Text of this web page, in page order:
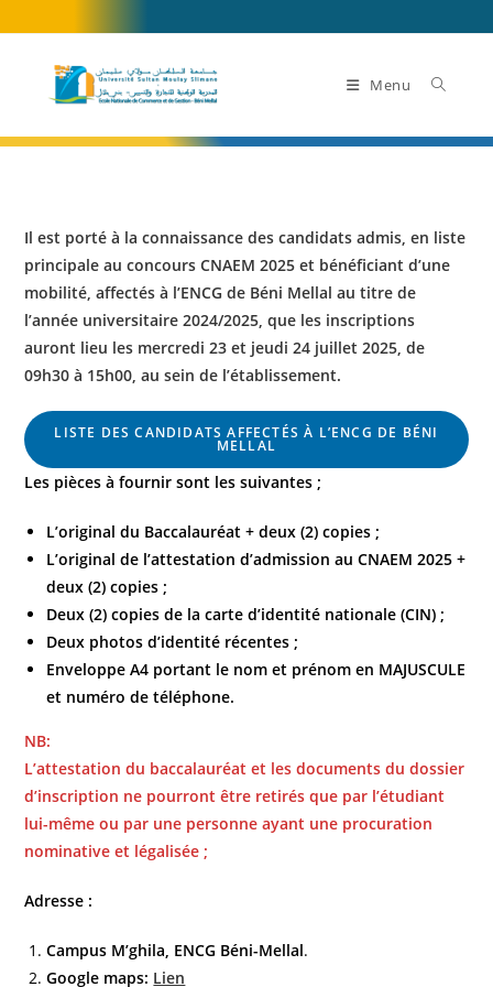
to
content
Menu
Il est porté à la connaissance des candidats admis, en liste
principale au concours CNAEM 2025 et bénéficiant d’une
mobilité, affectés à l’ENCG de Béni Mellal au titre de
l’année universitaire 2024/2025, que les inscriptions
auront lieu les mercredi 23 et jeudi 24 juillet 2025, de
09h30 à 15h00, au sein de l’établissement.
LISTE DES CANDIDATS AFFECTÉS À L’ENCG DE BÉNI
MELLAL
Les pièces à fournir sont les suivantes ;
L’original du Baccalauréat + deux (2) copies ;
L’original de l’attestation d’admission au CNAEM 2025 +
deux (2) copies ;
Deux (2) copies de la carte d’identité nationale (CIN) ;
Deux photos d’identité récentes ;
Enveloppe A4 portant le nom et prénom en MAJUSCULE
et numéro de téléphone.
NB:
L’attestation du baccalauréat et les documents du dossier
d’inscription ne pourront être retirés que par l’étudiant
lui-même ou par une personne ayant une procuration
nominative et légalisée ;
Adresse :
Campus M’ghila, ENCG Béni-Mellal.
Google maps: Lien